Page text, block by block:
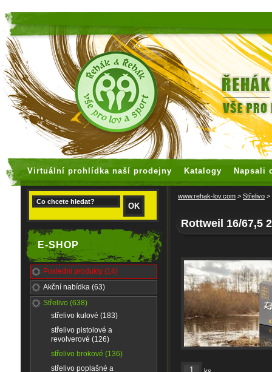
Virtuální prohlídka naší prodejny Katalogy Napsali
E-SHOP
Poslední produkty (14)
Akční nabídka (63)
Střelivo (638)
střelivo kulové (183)
střelivo pistolové a
revolverové (126)
střelivo brokové (136)
střelivo poplašné a
www.rehak-lov.com > Střelivo >
Rottweil 16/67,5